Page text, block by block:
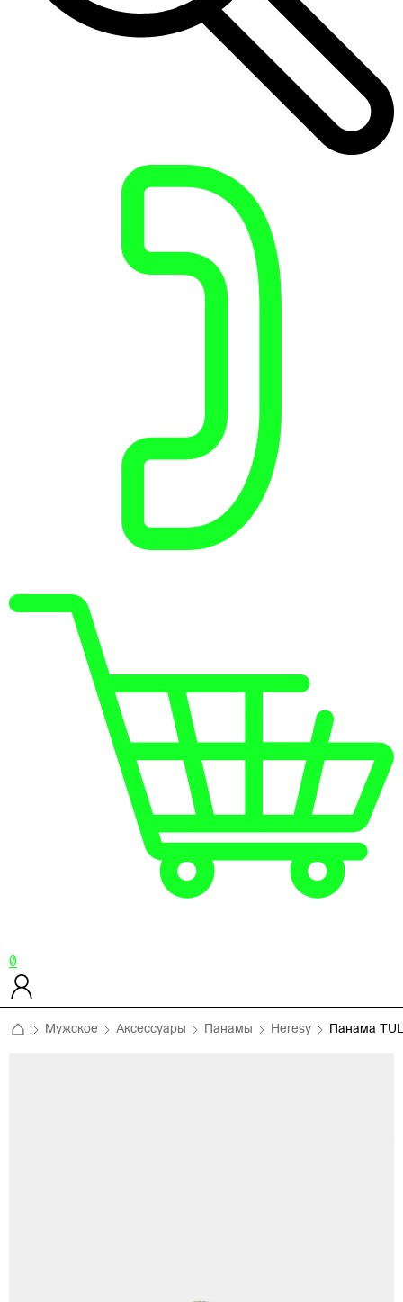
0
Мужское Аксессуары Панамы Heresy Панама